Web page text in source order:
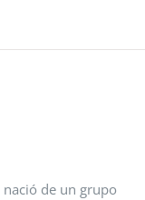
nació de un grupo